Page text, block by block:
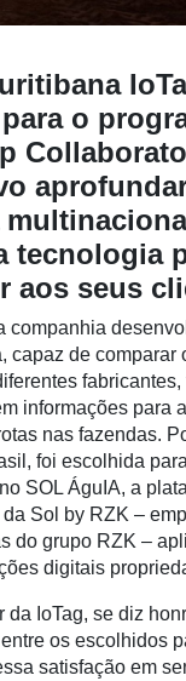
o
tecnologia
aos seus
companhia
capaz de comparar
informações para
nas fazendas.
foi escolhida
SOL ÁguIA, a
Sol by RZK –
do grupo RZK –
digitais
da IoTag, se diz
os escolhidos
satisfação em